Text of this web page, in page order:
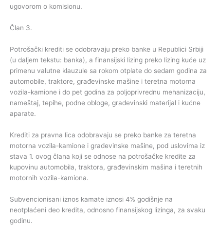
ugovorom o komisionu.
Član 3.
Potrošački krediti se odobravaju preko banke u Republici Srbiji
(u daljem tekstu: banka), a finansijski lizing preko lizing kuće uz
primenu valutne klauzule sa rokom otplate do sedam godina za
automobile, traktore, građevinske mašine i teretna motorna
vozila-kamione i do pet godina za poljoprivrednu mehanizaciju,
nameštaj, tepihe, podne obloge, građevinski materijal i kućne
aparate.
Krediti za pravna lica odobravaju se preko banke za teretna
motorna vozila-kamione i građevinske mašine, pod uslovima iz
stava 1. ovog člana koji se odnose na potrošačke kredite za
kupovinu automobila, traktora, građevinskim mašina i teretnih
motornih vozila-kamiona.
Subvencionisani iznos kamate iznosi 4% godišnje na
neotplaćeni deo kredita, odnosno finansijskog lizinga, za svaku
godinu.